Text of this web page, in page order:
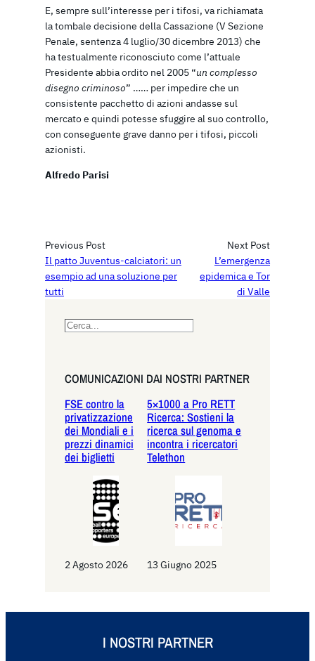
E, sempre sull’interesse per i tifosi, va richiamata
la tombale decisione della Cassazione (V Sezione
Penale, sentenza 4 luglio/30 dicembre 2013) che
ha testualmente riconosciuto come l’attuale
Presidente abbia ordito nel 2005 “un complesso
disegno criminoso” …… per impedire che un
consistente pacchetto di azioni andasse sul
mercato e quindi potesse sfuggire al suo controllo,
con conseguente grave danno per i tifosi, piccoli
azionisti.
Alfredo Parisi
Previous Post
Il patto Juventus-calciatori: un
esempio ad una soluzione per
tutti
Next Post
L’emergenza
epidemica e Tor
di Valle
S
r
c
h
COMUNICAZIONI DAI NOSTRI PARTNER
FSE contro la
privatizzazione
dei Mondiali e i
prezzi dinamici
dei biglietti
2 Agosto 2026
5×1000 a Pro RETT
Ricerca: Sostieni la
ricerca sul genoma e
incontra i ricercatori
Telethon
13 Giugno 2025
I NOSTRI PARTNER